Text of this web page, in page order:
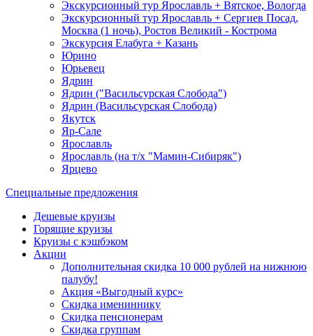
Экскурсионный тур Ярославль + Вятское, Вологда
Экскурсионный тур Ярославль + Сергиев Посад,
Москва (1 ночь), Ростов Великий - Кострома
Экскурсия Елабуга + Казань
Юрино
Юрьевец
Ядрин
Ядрин ("Васильсурская Слобода")
Ядрин (Васильсурская Слобода)
Якутск
Яр-Сале
Ярославль
Ярославль (на т/х "Мамин-Сибиряк")
Ярцево
Специальные предложения
Дешевые круизы
Горящие круизы
Круизы с кэшбэком
Акции
Дополнительная скидка 10 000 рублей на нижнюю
палубу!
Акция «Выгодный курс»
Скидка имениннику
Скидка пенсионерам
Скидка группам